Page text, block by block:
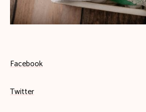
s
e
b
e
Facebook
Twitter